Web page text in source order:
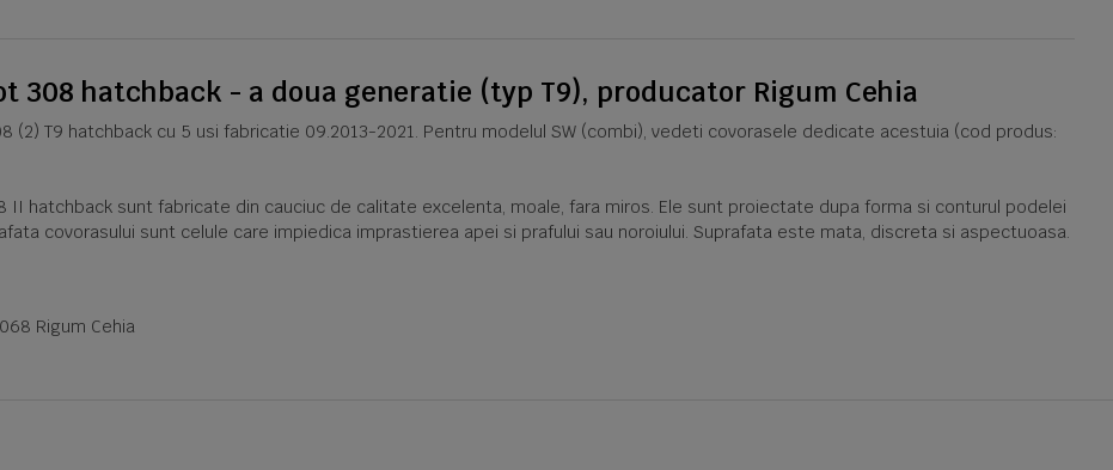
308 hatchback - a doua generatie (typ T9), producator Rigum Cehia
T9 hatchback cu 5 usi fabricatie 09.2013-2021. Pentru modelul SW (combi), vedeti covorasele dedicate acestuia (cod produs:
hatchback sunt fabricate din cauciuc de calitate excelenta, moale, fara miros. Ele sunt proiectate dupa forma si conturul podelei
covorasului sunt celule care impiedica imprastierea apei si prafului sau noroiului. Suprafata este mata, discreta si aspectuoasa.
Rigum Cehia